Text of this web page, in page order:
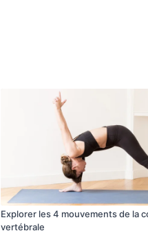
Explorer les 4 mouvements de la
vertébrale